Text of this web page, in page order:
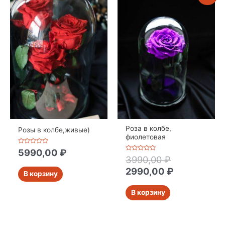
Розы в колбе,живые)
Оценка
0
5990,00₽
В корзину
Роза в колбе,
фиолетовая
Оценка
0
из
5
3990,00₽
2990,00₽
В корзину